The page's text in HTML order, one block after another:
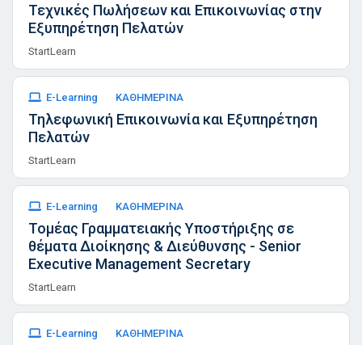
Τεχνικές Πωλήσεων και Επικοινωνίας στην
Εξυπηρέτηση Πελατών
StartLearn
E-Learning ΚΑΘΗΜΕΡΙΝΑ
Τηλεφωνική Επικοινωνία και Εξυπηρέτηση
Πελατών
StartLearn
E-Learning ΚΑΘΗΜΕΡΙΝΑ
Τομέας Γραμματειακής Υποστήριξης σε
θέματα Διοίκησης & Διεύθυνσης - Senior
Executive Management Secretary
StartLearn
E-Learning ΚΑΘΗΜΕΡΙΝΑ